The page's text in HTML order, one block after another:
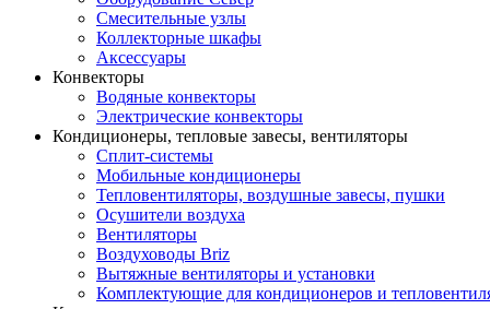
Смесительные узлы
Коллекторные шкафы
Аксессуары
Конвекторы
Водяные конвекторы
Электрические конвекторы
Кондиционеры, тепловые завесы, вентиляторы
Сплит-системы
Мобильные кондиционеры
Тепловентиляторы, воздушные завесы, пушки
Осушители воздуха
Вентиляторы
Воздуховоды Briz
Вытяжные вентиляторы и установки
Комплектующие для кондиционеров и